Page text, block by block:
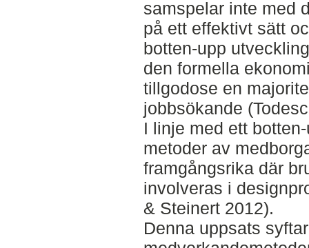
samspelar inte med
på ett effektivt sätt
botten-upp
den formella
tillgodose en
jobbsökande
I linje med ett
metoder av
framgångsrika där
involveras i
& Steinert 2012).
Denna uppsats